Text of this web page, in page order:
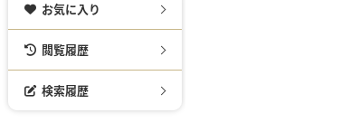
お気に入り
閲覧履歴
検索履歴